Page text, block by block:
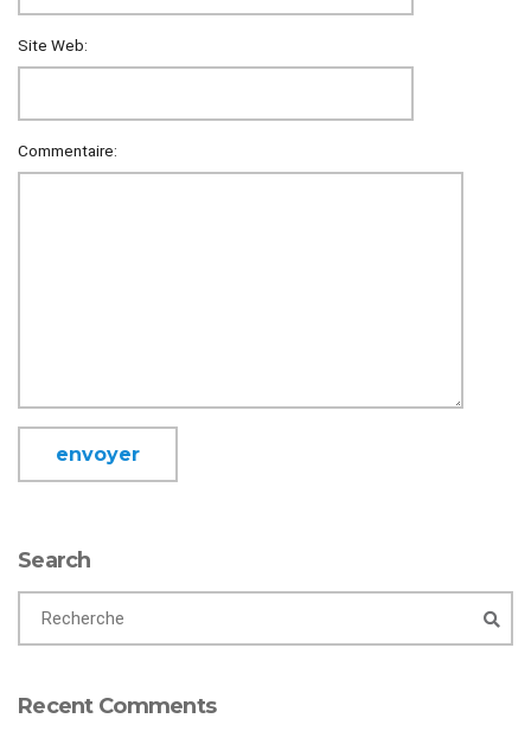
Site Web:
Commentaire:
Search
Recent Comments